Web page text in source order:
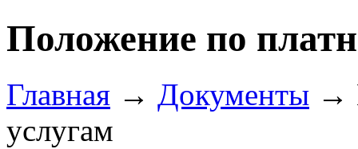
Положение по
Главная → Документы →
услугам